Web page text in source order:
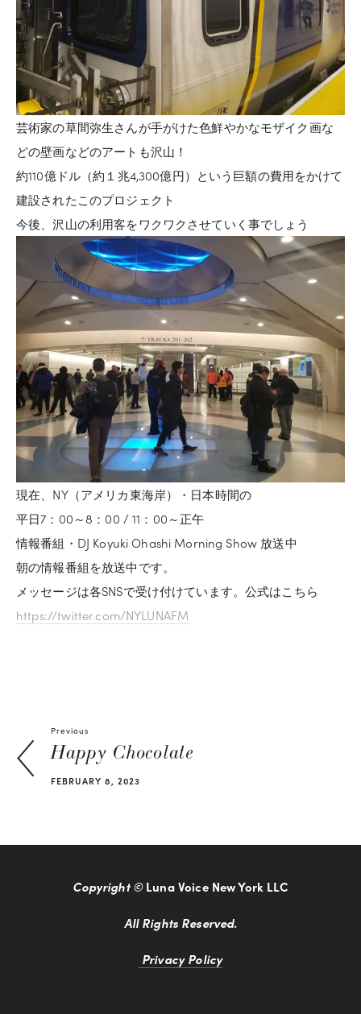
芸術家の草間弥生さんが手がけた色鮮やかなモザイク画な
どの壁画などのアートも沢山！
約110億ドル（約１兆4,300億円）という巨額の費用をかけて
建設されたこのプロジェクト
今後、沢山の利用客をワクワクさせていく事でしょう
現在、NY（アメリカ東海岸）・日本時間の
平日7：00～8：00 / 11：00～正午
情報番組・DJ Koyuki Ohashi Morning Show 放送中
朝の情報番組を放送中です。
メッセージは各SNSで受け付けています。公式はこちら
https://twitter.com/NYLUNAFM
Previous
Happy Chocolate
FEBRUARY 8, 2023
Copyright © Luna Voice New York LLC
All Rights Reserved.
Privacy Policy